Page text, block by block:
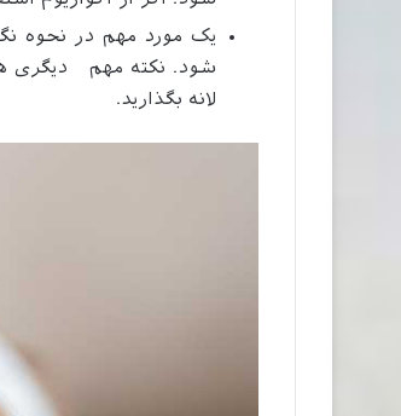
یک مورد مهم در نحوه
شود. نکته مهم دیگری
لانه بگذارید.